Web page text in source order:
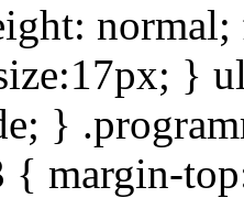
}
}
{ margin-